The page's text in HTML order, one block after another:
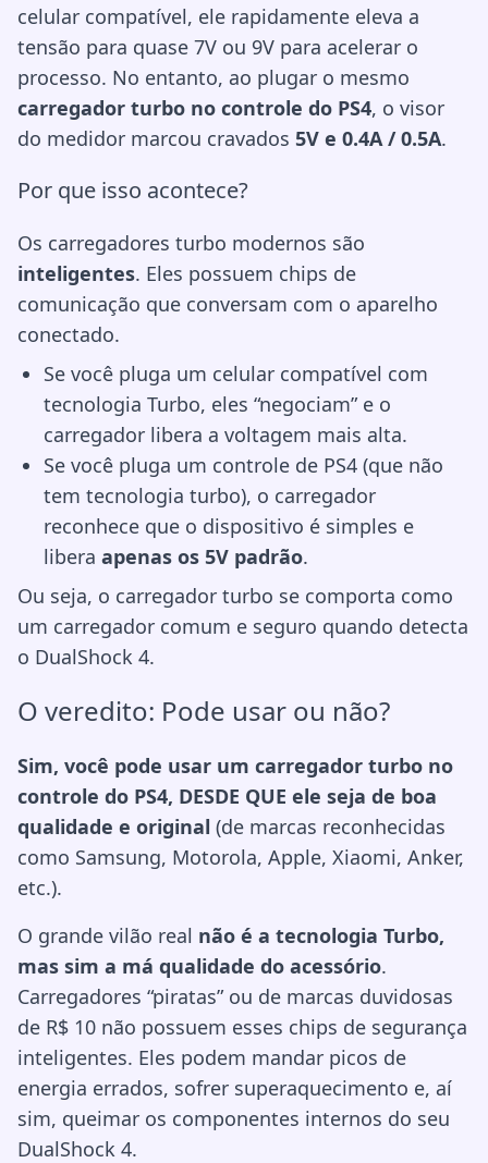
celular compatível, ele rapidamente eleva a
tensão para quase 7V ou 9V para acelerar o
processo. No entanto, ao plugar o mesmo
carregador turbo no controle do PS4, o visor
do medidor marcou cravados 5V e 0.4A / 0.5A.
Por que isso acontece?
Os carregadores turbo modernos são
inteligentes. Eles possuem chips de
comunicação que conversam com o aparelho
conectado.
Se você pluga um celular compatível com
tecnologia Turbo, eles “negociam” e o
carregador libera a voltagem mais alta.
Se você pluga um controle de PS4 (que não
tem tecnologia turbo), o carregador
reconhece que o dispositivo é simples e
libera apenas os 5V padrão.
Ou seja, o carregador turbo se comporta como
um carregador comum e seguro quando detecta
o DualShock 4.
O veredito: Pode usar ou não?
Sim, você pode usar um carregador turbo no
controle do PS4, DESDE QUE ele seja de boa
qualidade e original (de marcas reconhecidas
como Samsung, Motorola, Apple, Xiaomi, Anker,
etc.).
O grande vilão real não é a tecnologia Turbo,
mas sim a má qualidade do acessório.
Carregadores “piratas” ou de marcas duvidosas
de R$ 10 não possuem esses chips de segurança
inteligentes. Eles podem mandar picos de
energia errados, sofrer superaquecimento e, aí
sim, queimar os componentes internos do seu
DualShock 4.